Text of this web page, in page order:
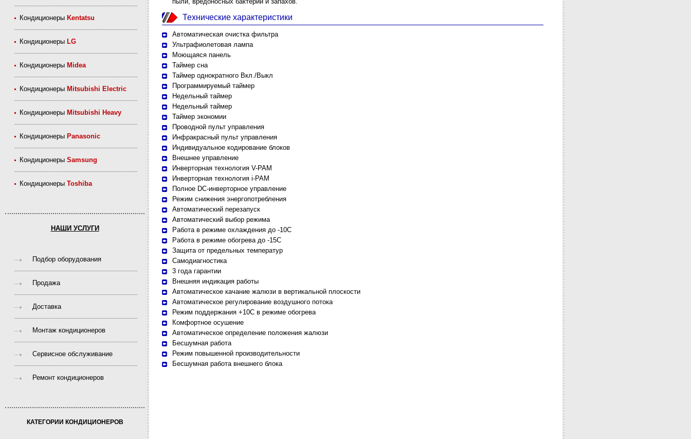
Кондиционеры Kentatsu
Кондиционеры LG
Кондиционеры Midea
Кондиционеры Mitsubishi Electric
Кондиционеры Mitsubishi Heavy
Кондиционеры Panasonic
КондиционерыSamsung
КондиционерыToshiba
НАШИ УСЛУГИ
Подбор оборудования
Продажа
Доставка
Монтаж кондиционеров
Сервисное обслуживание
Ремонт кондиционеров
КАТЕГОРИИ КОНДИЦИОНЕРОВ
Технические характеристики
Автоматическая очистка фильтра
Ультрафиолетовая лампа
Моющаяся панель
Таймер сна
Таймер однократного Вкл./Выкл
Программируемый таймер
Недельный таймер
Недельный таймер
Таймер экономии
Проводной пульт управления
Инфракрасный пульт управления
Индивидуальное кодирование блоков
Внешнее управление
Инверторная технология V-PAM
Инверторная технология i-PAM
Полное DC-инверторное управление
Режим снижения энергопотребления
Автоматический перезапуск
Автоматический выбор режима
Работа в режиме охлаждения до -10C
Работа в режиме обогрева до -15C
Защита от предельных температур
Самодиагностика
3 года гарантии
Внешняя индикация работы
Автоматическое качание жалюзи в вертикальной плоскости
Автоматическое регулирование воздушного потока
Режим поддержания +10C в режиме обогрева
Комфортное осушение
Автоматическое определение положения жалюзи
Бесшумная работа
Режим повышенной производительности
Бесшумная работа внешнего блока